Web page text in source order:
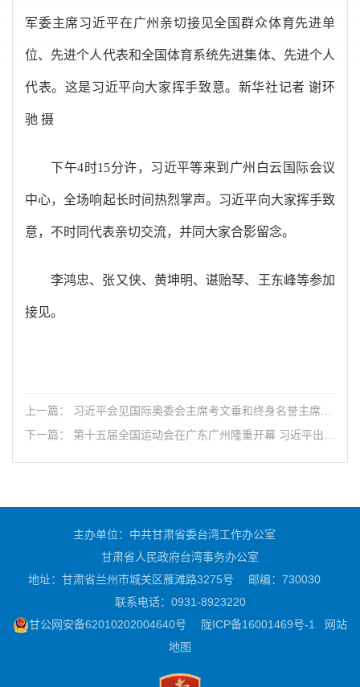
军委主席习近平在广州亲切接见全国群众体育先进单
位、先进个人代表和全国体育系统先进集体、先进个人
代表。这是习近平向大家挥手致意。新华社记者 谢环
驰 摄
下午4时15分许，习近平等来到广州白云国际会议
中心，全场响起长时间热烈掌声。习近平向大家挥手致
意，不时同代表亲切交流，并同大家合影留念。
李鸿忠、张又侠、黄坤明、谌贻琴、王东峰等参加
接见。
上一篇： 习近平会见国际奥委会主席考文垂和终身名誉主席巴
下一篇： 第十五届全国运动会在广东广州隆重开幕 习近平出席
主办单位：中共甘肃省委台湾工作办公室
甘肃省人民政府台湾事务办公室
地址：甘肃省兰州市城关区雁滩路3275号
邮编：730030
联系电话：0931-8923220
甘公网安备62010202004640号
陇ICP备16001469号-1
网站
地图